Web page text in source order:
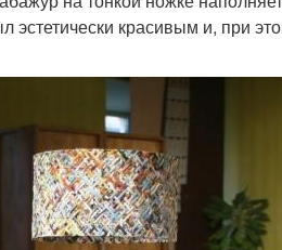
красивым и, при